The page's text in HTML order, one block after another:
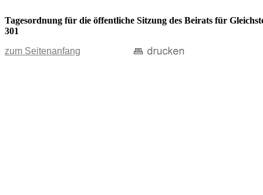
Tagesordnung für die öffentliche Sitzung des Beirats für
301
zum Seitenanfang